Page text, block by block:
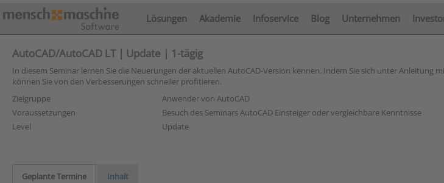
Lösungen Akademie Infoservice Blog Unternehmen
AutoCAD/AutoCAD LT | Update | 1-tägig
In diesem Seminar lernen Sie die Neuerungen der aktuellen AutoCAD-Version kennen. Indem Sie sich unter Anleitung
können Sie von den Verbesserungen schneller profitieren.
Zielgruppe
Anwender von AutoCAD
Voraussetzungen
Besuch des Seminars AutoCAD Einsteiger oder vergleichbare Kenntnisse
Level
Update
Geplante Termine Inhalt